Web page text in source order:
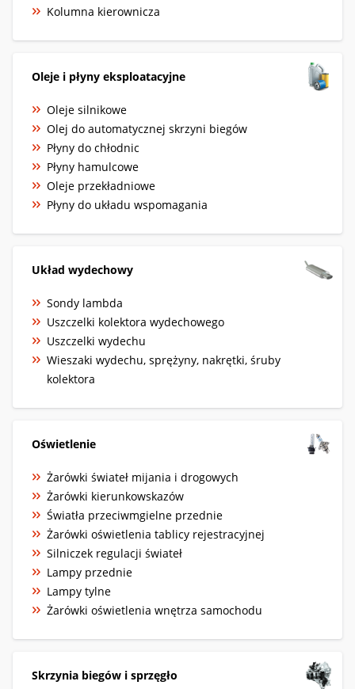
Kolumna kierownicza
Oleje i płyny eksploatacyjne
Oleje silnikowe
Olej do automatycznej skrzyni biegów
Płyny do chłodnic
Płyny hamulcowe
Oleje przekładniowe
Płyny do układu wspomagania
Układ wydechowy
Sondy lambda
Uszczelki kolektora wydechowego
Uszczelki wydechu
Wieszaki wydechu, sprężyny, nakrętki, śruby
kolektora
Oświetlenie
Żarówki świateł mijania i drogowych
Żarówki kierunkowskazów
Światła przeciwmgielne przednie
Żarówki oświetlenia tablicy rejestracyjnej
Silniczek regulacji świateł
Lampy przednie
Lampy tylne
Żarówki oświetlenia wnętrza samochodu
Skrzynia biegów i sprzęgło